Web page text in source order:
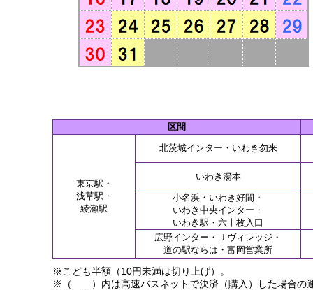
区間
東京駅・
浅草駅・
綾瀬駅
北茨城インター・いわき勿来
いわき湯本
小名浜・いわき好間・
いわき中央インター・
いわき駅・六十枚入口
広野インター・Ｊヴィレッジ・
道の駅ならは・富岡営業所
※こども半額（10円未満は切り上げ）。
※（ ）内は高速バスネットで決済（購入）した場合の